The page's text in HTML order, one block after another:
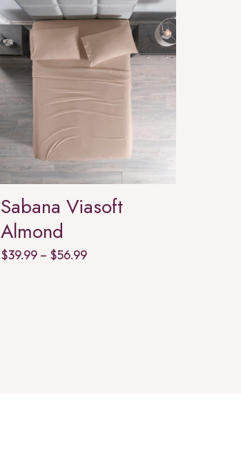
Sabana Viasoft
Almond
$39.99 – $56.99Price